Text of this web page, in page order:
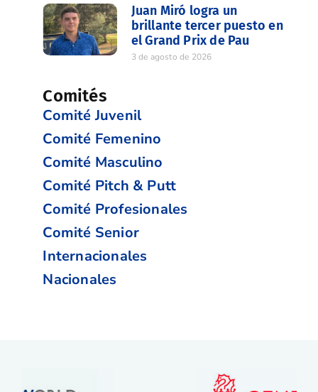
Juan Miró logra un
brillante tercer puesto en
el Grand Prix de Pau
3 de agosto de 2026
Comités
Comité Juvenil
Comité Femenino
Comité Masculino
Comité Pitch & Putt
Comité Profesionales
Comité Senior
Internacionales
Nacionales